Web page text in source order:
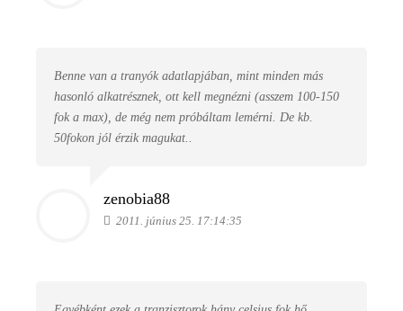
Benne van a tranyók adatlapjában, mint minden más
hasonló alkatrésznek, ott kell megnézni (asszem 100-150
fok a max), de még nem próbáltam lemérni. De kb.
50fokon jól érzik magukat..
zenobia88
2011. június 25. 17:14:35